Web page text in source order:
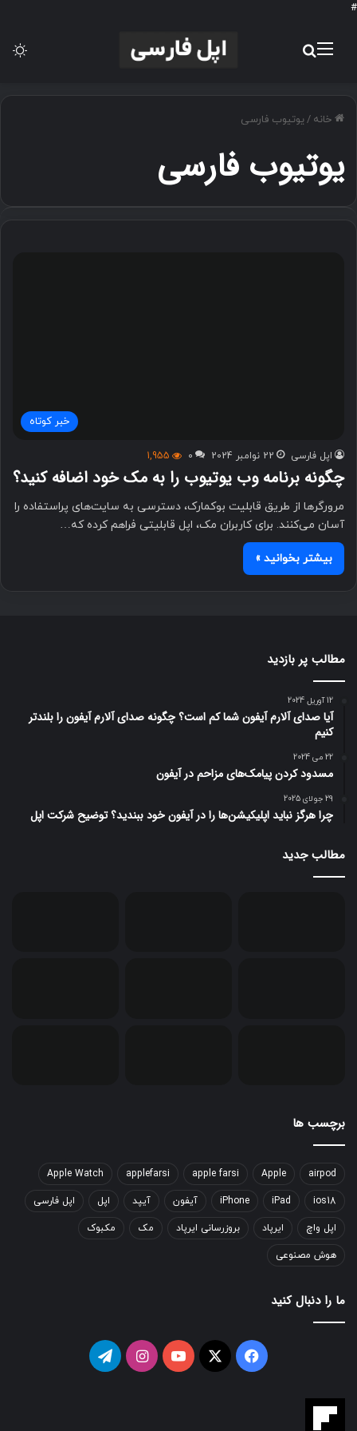
#
منو
خانه /یوتیوب فارسی
یوتیوب فارسی
خبر کوتاه
اپل فارسی 22 نوامبر 2024 0
1,955
چگونه برنامه وب یوتیوب را به مک خود اضافه کنید؟
مرورگرها از طریق قابلیت بوکمارک، دسترسی به سایت‌های پراستفاده را
آسان می‌کنند. برای کاربران مک، اپل قابلیتی فراهم کرده که…
بیشتر بخوانید »
مطالب پر بازدید
12 آوریل 2024
آیا صدای آلارم آیفون شما کم است؟ چگونه صدای آلارم آیفون را بلندتر
کنیم
22 می 2024
مسدود کردن پیامک‌های مزاحم در آیفون
29 جولای 2025
چرا هرگز نباید اپلیکیشن‌ها را در آیفون خود ببندید؟ توضیح شرکت اپل
مطالب جدید
برچسب ها
airpod
Apple
apple farsi
applefarsi
Apple Watch
ios18
iPad
iPhone آیفون آیپد اپل اپل فارسی
اپل واچ ایرپاد بروزرسانی ایرپاد مک مکبوک
هوش مصنوعی
ما را دنبال کنید
فیسبوکایکس یوتیوباینستاگرامتلگرام